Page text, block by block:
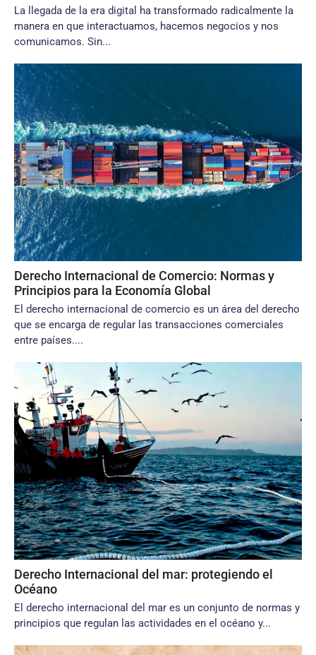
La llegada de la era digital ha transformado radicalmente la
manera en que interactuamos, hacemos negocios y nos
comunicamos. Sin...
Derecho Internacional de Comercio: Normas y
Principios para la Economía Global
El derecho internacional de comercio es un área del derecho
que se encarga de regular las transacciones comerciales
entre países....
Derecho Internacional del mar: protegiendo el
Océano
El derecho internacional del mar es un conjunto de normas y
principios que regulan las actividades en el océano y...